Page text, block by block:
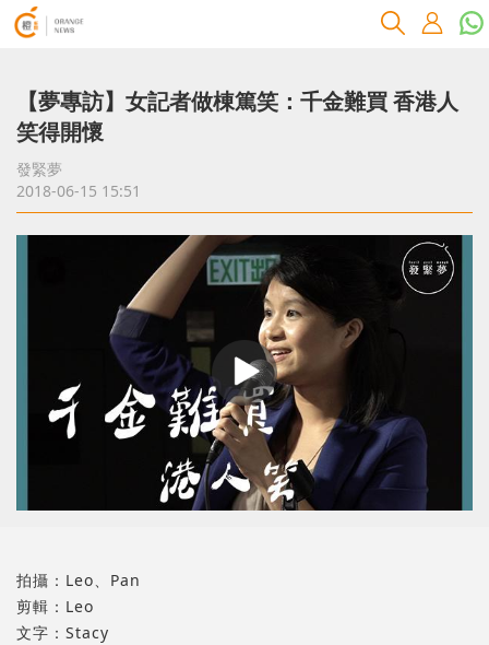
【夢專訪】女記者做棟篤笑：千金難買 香港人
笑得開懷
發緊夢
2018-06-15 15:51
拍攝：Leo、Pan
剪輯：Leo
文字：Stacy